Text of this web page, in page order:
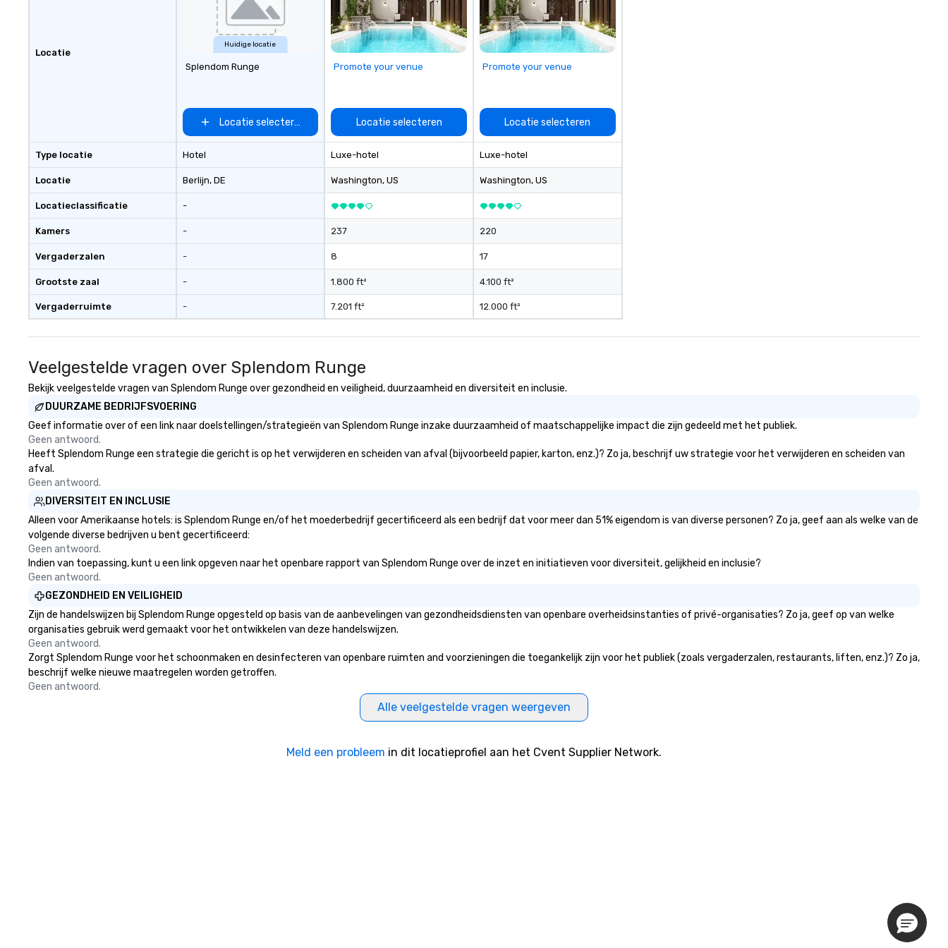
Locatie
Type locatie
Locatie
Locatieclassificatie
Kamers
Vergaderzalen
Grootste zaal
Vergaderruimte
Huidige locatie
Splendom Runge
Locatie selecteren
Hotel
Berlijn, DE
-
-
-
-
-
Promote your venue
Locatie selecteren
Luxe-hotel
Washington, US
237
8
1.800 ft²
7.201 ft²
Promote your venue
Locatie selecteren
Luxe-hotel
Washington, US
220
17
4.100 ft²
12.000 ft²
Veelgestelde vragen over Splendom Runge
Bekijk veelgestelde vragen van Splendom Runge over gezondheid en veiligheid, duurzaamheid en diversiteit en inclusie.
DUURZAME BEDRIJFSVOERING
Geef informatie over of een link naar doelstellingen/strategieën van Splendom Runge inzake duurzaamheid of maatschappelijke impact die zijn gedeeld met het publiek.
Geen antwoord.
Heeft Splendom Runge een strategie die gericht is op het verwijderen en scheiden van afval (bijvoorbeeld papier, karton, enz.)? Zo ja, beschrijf uw strategie voor het verwijderen en scheiden van
afval.
Geen antwoord.
DIVERSITEIT EN INCLUSIE
Alleen voor Amerikaanse hotels: is Splendom Runge en/of het moederbedrijf gecertificeerd als een bedrijf dat voor meer dan 51% eigendom is van diverse personen? Zo ja, geef aan als welke van de
volgende diverse bedrijven u bent gecertificeerd:
Geen antwoord.
Indien van toepassing, kunt u een link opgeven naar het openbare rapport van Splendom Runge over de inzet en initiatieven voor diversiteit, gelijkheid en inclusie?
Geen antwoord.
GEZONDHEID EN VEILIGHEID
Zijn de handelswijzen bij Splendom Runge opgesteld op basis van de aanbevelingen van gezondheidsdiensten van openbare overheidsinstanties of privé-organisaties? Zo ja, geef op van welke
organisaties gebruik werd gemaakt voor het ontwikkelen van deze handelswijzen.
Geen antwoord.
Zorgt Splendom Runge voor het schoonmaken en desinfecteren van openbare ruimten and voorzieningen die toegankelijk zijn voor het publiek (zoals vergaderzalen, restaurants, liften, enz.)? Zo ja,
beschrijf welke nieuwe maatregelen worden getroffen.
Geen antwoord.
Alle veelgestelde vragen weergeven
Meld een probleem in dit locatieprofiel aan het Cvent Supplier Network.